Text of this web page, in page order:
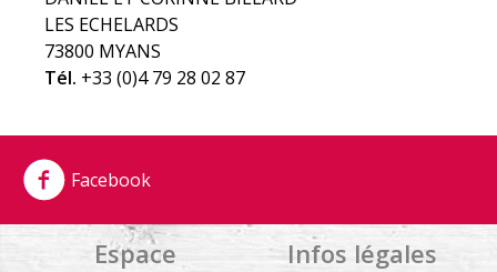
LES ECHELARDS
73800 MYANS
Tél. +33 (0)4 79 28 02 87
Facebook
Infos légales
Espace